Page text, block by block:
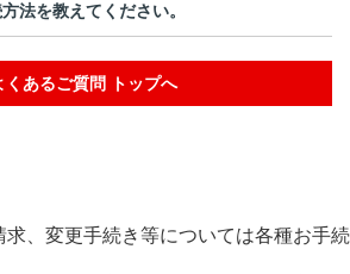
法を教えてください。
くあるご質問 トップへ